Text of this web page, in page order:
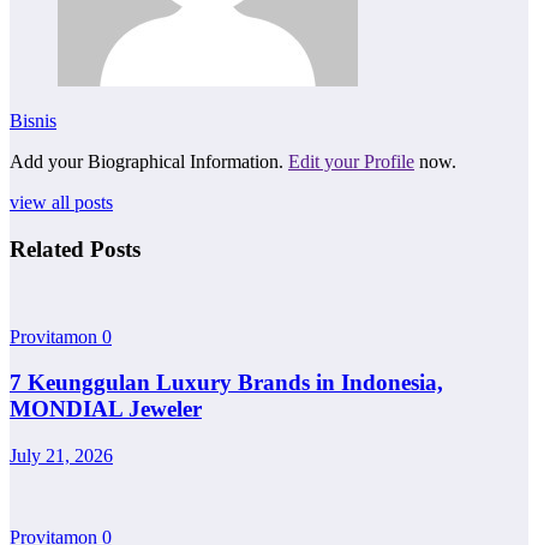
Bisnis
Add your Biographical Information. Edit your Profile now.
view all posts
Related Posts
Provitamon 0
7 Keunggulan Luxury Brands in Indonesia,
MONDIAL Jeweler
July 21, 2026
Provitamon 0